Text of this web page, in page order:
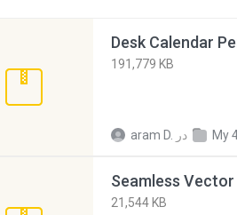
Desk Calendar
191,779 KB
aram D. در My
Seamless
21,544 KB